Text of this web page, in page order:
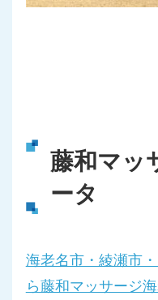
藤和マッ
ータ
海老名市・綾瀬市
ら藤和マッサージ